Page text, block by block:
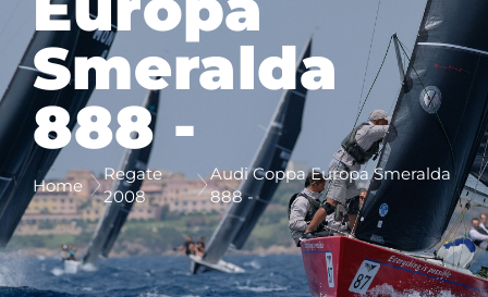
Smeralda
888 -
Home
Regate
2008
Audi Coppa Europa Smeralda
888 -